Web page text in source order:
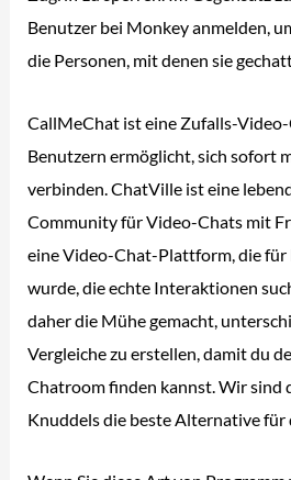
Benutzer bei Monkey anmelden,
die Personen, mit denen sie
CallMeChat ist eine Zufalls-Video-
Benutzern ermöglicht, sich sofort
verbinden. ChatVille ist eine
Community für Video-Chats mit
eine Video-Chat-Plattform, die
wurde, die echte Interaktionen
daher die Mühe gemacht,
Vergleiche zu erstellen, damit du
Chatroom finden kannst. Wir sind
Knuddels die beste Alternative für